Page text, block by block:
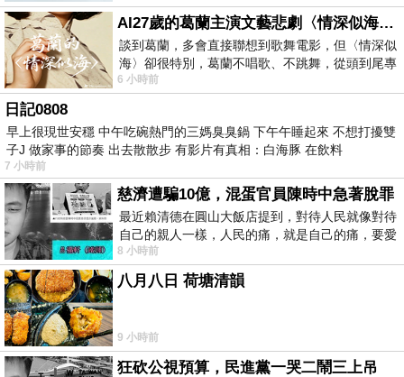
AI27歲的葛蘭主演文藝悲劇〈情深似海〉 #戀上老電影 #葛蘭 #粟子
談到葛蘭，多會直接聯想到歌舞電影，但〈情深似
海〉卻很特別，葛蘭不唱歌、不跳舞，從頭到尾專
心演戲。拍攝期間，經常工作超過12個鐘
6 小時前
日記0808
早上很現世安穩 中午吃碗熱門的三媽臭臭鍋 下午午睡起來 不想打擾雙
子J 做家事的節奏 出去散散步 有影片有真相：白海豚 在飲料
7 小時前
慈濟遭騙10億，混蛋官員陳時中急著脫罪
最近賴清德在圓山大飯店提到，對待人民就像對待
自己的親人一樣，人民的痛，就是自己的痛，要愛
民如親，說的這麼好聽，實際上根本沒做
8 小時前
八月八日 荷塘清韻
9 小時前
狂砍公視預算，民進黨一哭二鬧三上吊